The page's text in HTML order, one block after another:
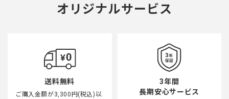
オリジナルサービス
送料無料
ご購入金額が3,300円(税込)以
3年間
長期安心サービス